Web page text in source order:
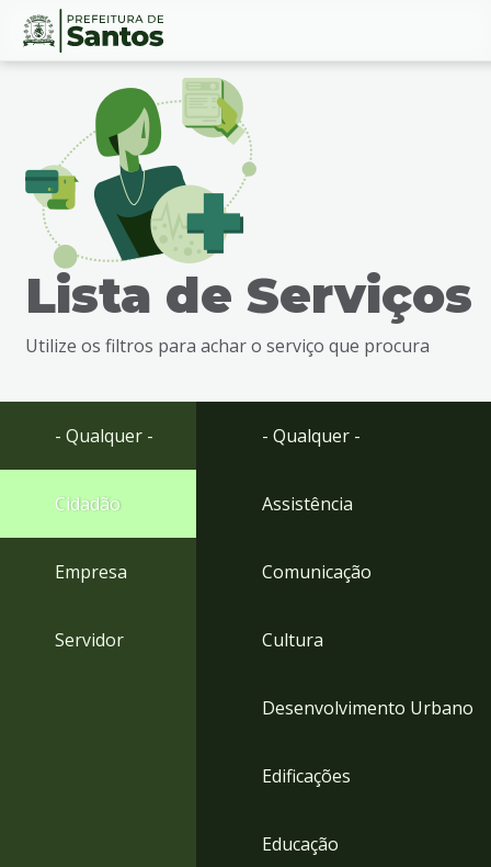
Ir
busca
Ir
rodapé
Conteúdo
Lista de Serviços
Utilize os filtros para achar o serviço que procura
- Qualquer -
Cidadão
Empresa
Servidor
- Qualquer -
Assistência
Comunicação
Cultura
Desenvolvimento Urbano
Edificações
Educação